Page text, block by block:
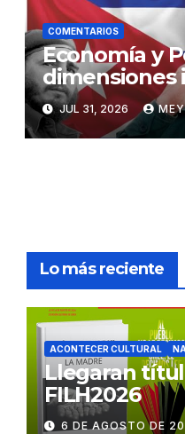
COMENTARIOS
Economía y
dimensiones
JUL 31, 2026
Lo más reciente
ACONTECER CULTURAL
Llegaran
FILH2026
6 DE AGOSTO DE